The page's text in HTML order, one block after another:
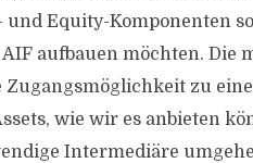
Equity-Komponenten
aufbauen möchten. Die
zu
wie wir es anbieten
Intermediäre